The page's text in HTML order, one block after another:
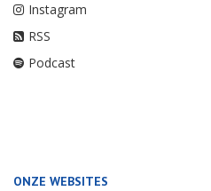
Instagram
RSS
Podcast
ONZE WEBSITES